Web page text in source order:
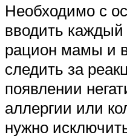
Необходимо с
вводить
рацион мамы и
следить за
появлении
аллергии или
нужно